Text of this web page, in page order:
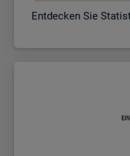
Entdecken Sie